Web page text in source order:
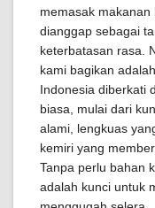
memasak
dianggap sebagai
keterbatasan rasa.
kami bagikan
Indonesia diberkati
biasa, mulai dari
alami, lengkuas
kemiri yang
Tanpa perlu bahan
adalah kunci untuk